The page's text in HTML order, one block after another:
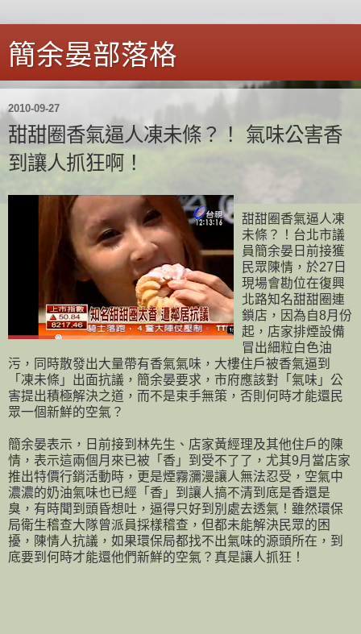
簡余晏部落格
2010-09-27
甜甜圈香氣逼人凍未條？！ 氣味公害香
到讓人抓狂啊！
甜甜圈香氣逼人凍
未條？！台北市議
員簡余晏日前接獲
民眾陳情，於27日
現場會勘位在復興
北路知名甜甜圈連
鎖店，因為自8月份
起，店家排煙設備
冒出細粒白色油
污，同時散發出大量帶有香氣氣味，大樓住戶被香氣逼到
「凍未條」出面抗議，簡余晏要求，市府應該對「氣味」公
害提出積極解決之道，而不是束手無策，否則何時才能還民
眾一個新鮮的空氣？
簡余晏表示，日前接到林先生、店家黃經理及其他住戶的陳
情，表示這兩個月來已被「香」到受不了了，尤其9月當店家
推出特價行銷活動時，更是煙霧瀰漫讓人無法忍受，空氣中
濃濃的奶油氣味也已經「香」到讓人搞不清到底是香還是
臭，有時聞到頭昏想吐，逼得只好到別處去透氣！雖然環保
局衛生稽查大隊曾派員採樣稽查，但都未能解決民眾的困
擾，陳情人抗議，如果環保局都找不出氣味的源頭所在，到
底要到何時才能還他們新鮮的空氣？真是讓人抓狂！